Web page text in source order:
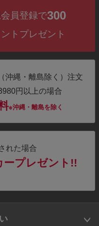
員登録で300
トプレゼント
沖縄・離島除く）注文
円以上の場合
※沖縄・離島を除く
れた場合
ープレゼント!!